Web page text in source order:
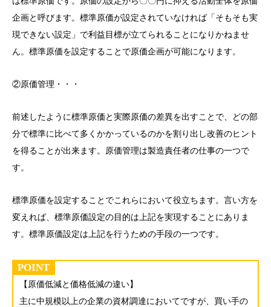
企画と呼びます。標準原価が設定されていなければ「そもそも実
現できない設定」で利益目標が立てられることになりかねませ
ん。標準原価を設定することで原価企画が可能になります。
②原価管理・・・
前述したように標準原価と実際原価の差異を出すことで、どの部
分で標準に比べて多くかかっているのかを割り出し改善のヒント
を得ることが出来ます。原価管理は製造責任者の仕事の一つで
す。
標準原価を設定することでこれらにおいて役立ちます。言い方を
変えれば、標準原価設定の目的は上記を実現することにありま
す。標準原価設定は上記を行うための手段の一つです。
POINT
【原価低減と価格低減の違い】
主に中規模以上の企業の資材調達においてですが、買い手の